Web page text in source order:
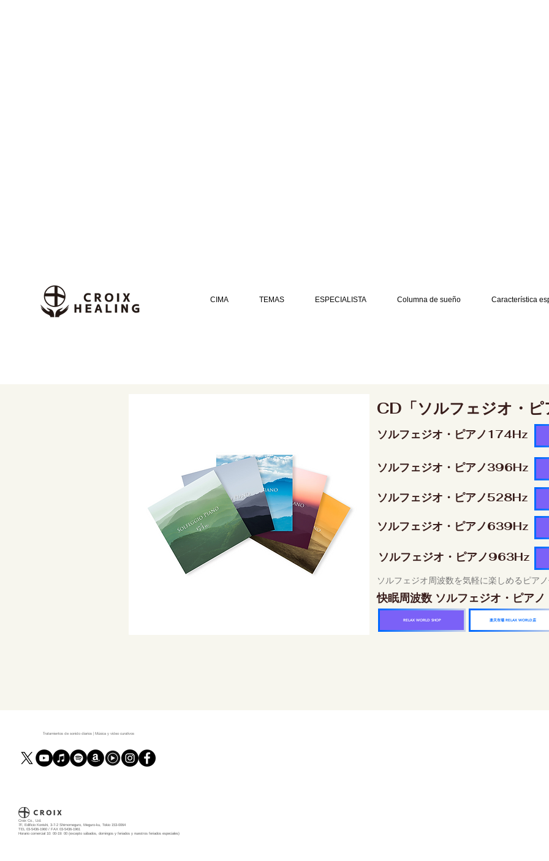
CIMA TEMAS ESPECIALISTA Columna de sueño Característica
CD「ソルフェジオ・
ソルフェジオ・ピアノ174Hz
ソルフェジオ・ピアノ396Hz
ソルフェジオ・ピアノ528Hz
ソルフェジオ・ピアノ639Hz
ソルフェジオ・ピアノ963Hz
ソルフェジオ周波数を気軽に楽しめるピア
快眠周波数 ソルフェジオ・ピア
RELAX WORLD SHOP 楽天市場 RELAX WORLD店
Tratamientos de sonido diarios | Música y video curativos
Croix Co., Ltd.
7F, Edificio Konishi, 3-7-2 Shimomeguro, Meguro-ku, Tokio 153-0064
TEL 03-5436-1960 / FAX 03-5436-1961
Horario comercial 10: 00-19: 00 (excepto sábados, domingos y feriados y nuestros feriados especiales)